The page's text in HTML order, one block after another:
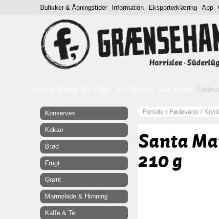
Forside / Fødevarer /
Santa
210 g
Konserves
Kakao
Brød
Frugt
Grønt
Marmelade & Honning
Kaffe & Te
Butikker & Åbningstider Information Eksporterklæring App